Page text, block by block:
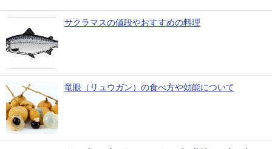
サクラマスの値段やおすすめの料理
竜眼（リュウガン）の食べ方や効能について